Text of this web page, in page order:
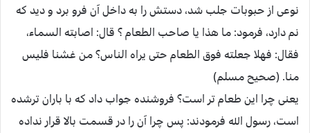
نوعی از حبوبات جلب شد، دستش را به داخل آن فرو برد و دید که
نم دارد، فرمود: ما هذا یا صاحب الطعام ؟ قال: اصابته السماء،
فقال: فهلا جعلته فوق الطعام حتی یراه الناس؟ من غشنا فلیس
منا. (صحیح مسلم)
یعنی چرا این طعام تر است؟ فروشنده جواب داد که با باران ترشده
است، رسول الله فرمودند: پس چرا آن را در قسمت بالا قرار نداده